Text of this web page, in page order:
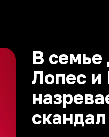
В
Лопес
скандал